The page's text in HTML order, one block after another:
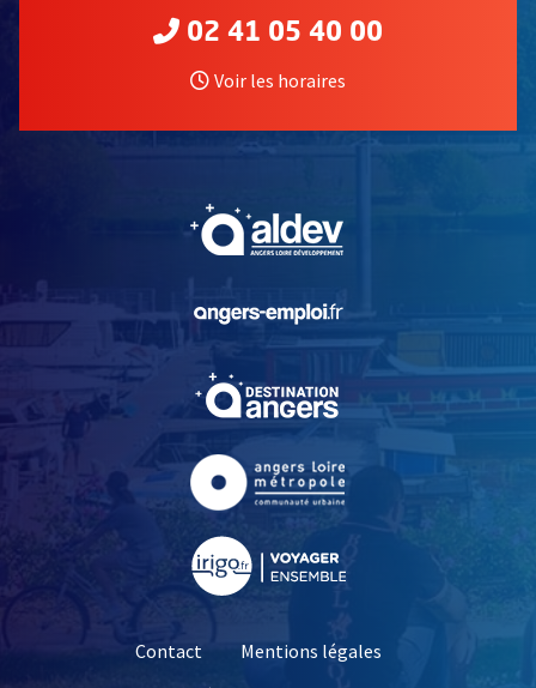
02 41 05 40 00
Voir les horaires
, Ouvre une nouvelle
, Ouvre une nouvelle
Contact
Mentions légales